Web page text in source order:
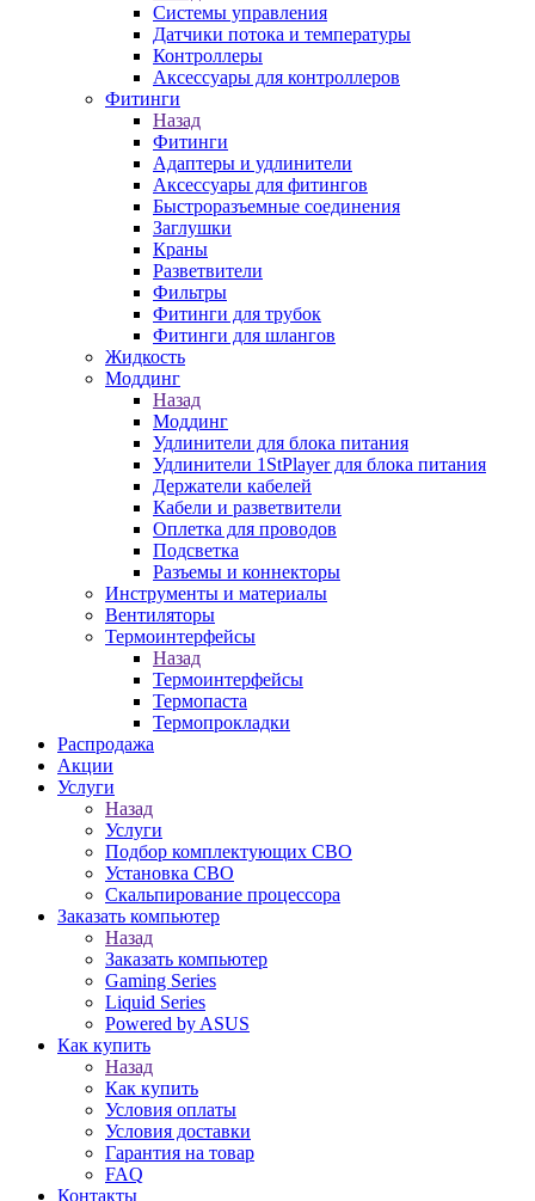
Системы управления
Датчики потока и температуры
Контроллеры
Аксессуары для контроллеров
Фитинги
Назад
Фитинги
Адаптеры и удлинители
Аксессуары для фитингов
Быстроразъемные соединения
Заглушки
Краны
Разветвители
Фильтры
Фитинги для трубок
Фитинги для шлангов
Жидкость
Моддинг
Назад
Моддинг
Удлинители для блока питания
Удлинители 1StPlayer для блока питания
Держатели кабелей
Кабели и разветвители
Оплетка для проводов
Подсветка
Разъемы и коннекторы
Инструменты и материалы
Вентиляторы
Термоинтерфейсы
Назад
Термоинтерфейсы
Термопаста
Термопрокладки
Распродажа
Акции
Услуги
Назад
Услуги
Подбор комплектующих СВО
Установка СВО
Скальпирование процессора
Заказать компьютер
Назад
Заказать компьютер
Gaming Series
Liquid Series
Powered by ASUS
Как купить
Назад
Как купить
Условия оплаты
Условия доставки
Гарантия на товар
FAQ
Контакты